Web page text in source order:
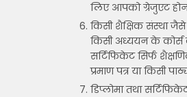
लिए आपको ग्रेजुएट
किसी शैक्षिक संस्था जैसे
किसी अध्ययन के कोर्स
सर्टिफिकेट सिर्फ
प्रमाण पत्र या किसी
डिप्लोमा तथा